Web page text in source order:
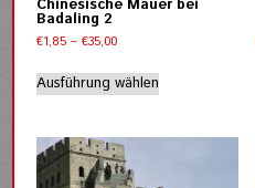
Produktseite
Chinesische Mauer bei
Badaling 2
€1,85 –€35,00Preisspanne:
bis
€35,00
Ausführung wählen
mehrere